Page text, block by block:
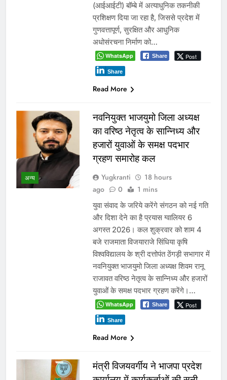
(आईआईटी) बॉम्बे में अत्याधुनिक तकनीकी
प्रशिक्षण दिया जा रहा है, जिससे प्रदेश में
गुणवत्तापूर्ण, सुरक्षित और आधुनिक
अधोसंरचना निर्माण को…
WhatsApp Share Post
Share
Read More
अन्य
नवनियुक्त भाजयुमो जिला अध्यक्ष
का वरिष्ठ नेतृत्व के सान्निध्य और
हजारों युवाओं के समक्ष पदभार
ग्रहण समारोह कल
Yugkranti
18 hours
ago
0 1 mins
युवा संवाद के जरिये करेंगे संगठन को नई गति
और दिशा देने का है प्रयास ग्वालियर 6
अगस्त 2026। कल शुक्रवार को शाम 4
बजे राजमाता विजयाराजे सिंधिया कृषि
विश्वविद्यालय के श्री दत्तोपंत ठेंगड़ी सभागार में
नवनियुक्त भाजयुमो जिला अध्यक्ष शिवम रानू
राजावत वरिष्ठ नेतृत्व के सान्निध्य और हजारों
युवाओं के समक्ष पदभार ग्रहण करेंगे।…
WhatsApp Share Post
Share
Read More
मंत्री विजयवर्गीय ने भाजपा प्रदेश